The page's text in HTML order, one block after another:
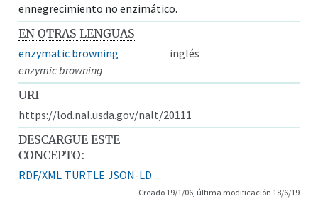
ennegrecimiento no enzimático.
EN OTRAS LENGUAS
enzymatic browning
inglés
enzymic browning
URI
https://lod.nal.usda.gov/nalt/20111
DESCARGUE ESTE
CONCEPTO:
RDF/XML TURTLE JSON-LD
Creado 19/1/06, última modificación 18/6/19